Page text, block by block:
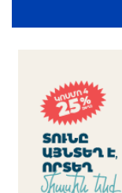
the
Young
Philharmonia”